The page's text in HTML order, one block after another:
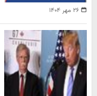
۲۶ مهر ۱۴۰۴